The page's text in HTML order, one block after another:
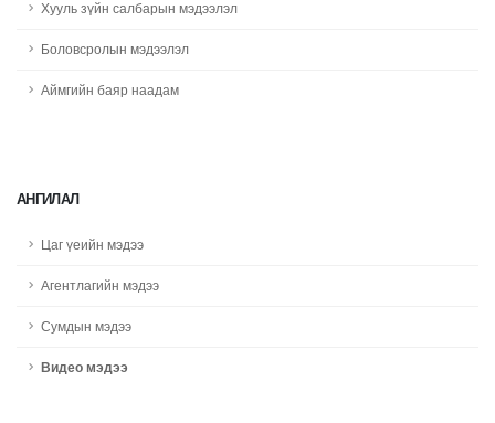
Хууль зүйн салбарын мэдээлэл
Боловсролын мэдээлэл
Аймгийн баяр наадам
АНГИЛАЛ
Цаг үеийн мэдээ
Агентлагийн мэдээ
Сумдын мэдээ
Видео мэдээ